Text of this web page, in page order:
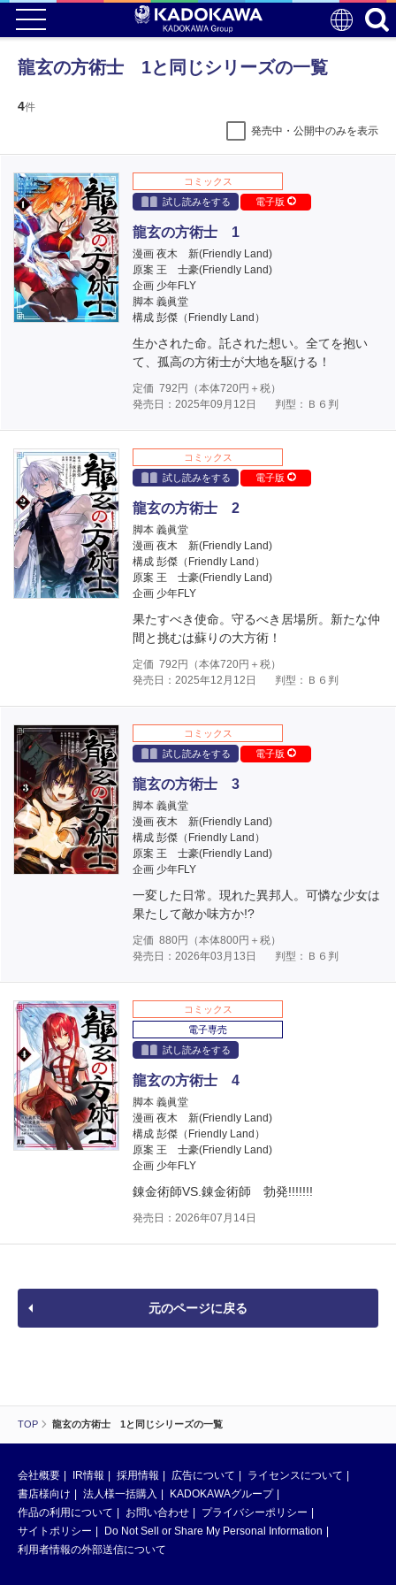
TOP 龍玄の方術士 1と同じシリーズの一覧
龍玄の方術士 1と同じシリーズの一覧
4件
発売中・公開中のみを表示
コミックス
試し読みをする
電子版
龍玄の方術士 1
漫画 夜木 新(Friendly Land)
原案 王 士豪(Friendly Land)
企画 少年FLY
脚本 義眞堂
構成 彭傑（Friendly Land）
生かされた命。託された想い。全てを抱い
て、孤高の方術士が大地を駆ける！
定価 792 円（本体720円＋税）
発売日：2025年09月12日
判型：Ｂ６判
コミックス
試し読みをする
電子版
龍玄の方術士 2
脚本 義眞堂
漫画 夜木 新(Friendly Land)
構成 彭傑（Friendly Land）
原案 王 士豪(Friendly Land)
企画 少年FLY
果たすべき使命。守るべき居場所。新たな仲
間と挑むは蘇りの大方術！
定価 792 円（本体720円＋税）
発売日：2025年12月12日
判型：Ｂ６判
コミックス
試し読みをする
電子版
龍玄の方術士 3
脚本 義眞堂
漫画 夜木 新(Friendly Land)
構成 彭傑（Friendly Land）
原案 王 士豪(Friendly Land)
企画 少年FLY
一変した日常。現れた異邦人。可憐な少女は
果たして敵か味方か!?
定価 880円（本体800円＋税）
発売日：2026年03月13日
判型：Ｂ６判
コミックス
電子専売
試し読みをする
龍玄の方術士 4
脚本 義眞堂
漫画 夜木 新(Friendly Land)
構成 彭傑（Friendly Land）
原案 王 士豪(Friendly Land)
企画 少年FLY
錬金術師VS.錬金術師 勃発!!!!!!!
発売日：2026年07月14日
元のページに戻る
会社概要 IR情報 採用情報 広告について
ライセンスについて
書店様向け
法人様一括購入
KADOKAWAグループ
作品の利用について
お問い合わせ
プライバシーポリシー
サイトポリシー
Do Not Sell or Share My Personal Information
利用者情報の外部送信について